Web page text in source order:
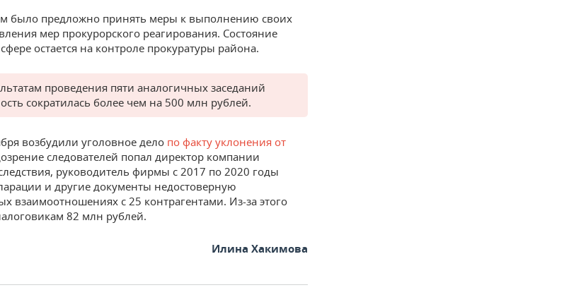
было предложно принять меры к выполнению своих
мер прокурорского реагирования. Состояние
остается на контроле прокуратуры района.
проведения пяти аналогичных заседаний
сократилась более чем на 500 млн рублей.
возбудили уголовное дело по факту уклонения от
следователей попал директор компании
руководитель фирмы с 2017 по 2020 годы
и другие документы недостоверную
взаимоотношениях с 25 контрагентами. Из-за этого
82 млн рублей.
Илина Хакимова